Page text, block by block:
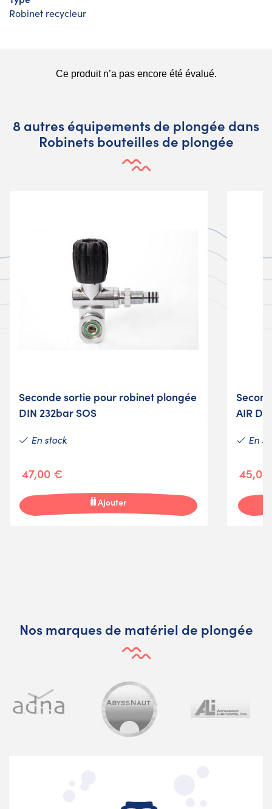
Robinet recycleur
8 autres équipements de plongée dans
Robinets bouteilles de plongée
Seconde sortie pour robinet plongée
DIN 232bar SOS
En stock
47,00 €
Ajouter
AIR
En
Nos marques de matériel de plongée